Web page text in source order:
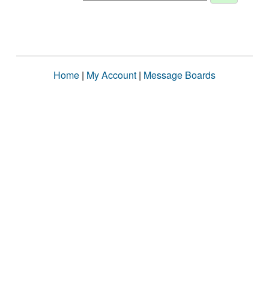
Home | My Account | Message Boards